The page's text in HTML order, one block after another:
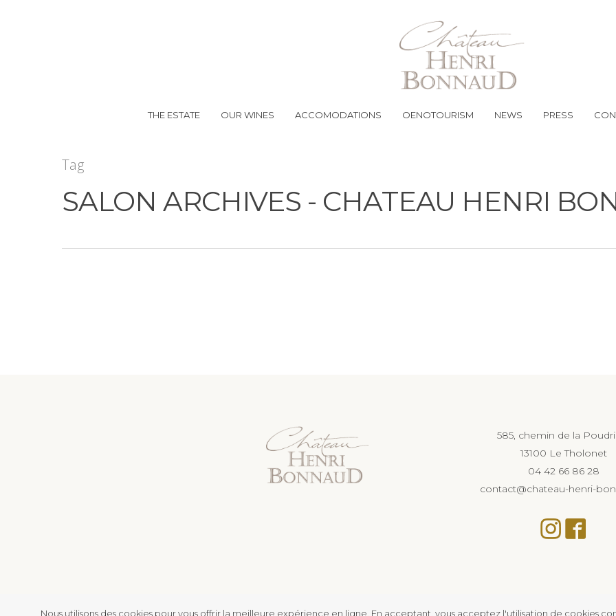
THE ESTATE OUR WINES ACCOMODATIONS OENOTOURISM NEWS PRESS
Tag
SALON ARCHIVES - CHATEAU HENRI
585, chemin de la
13100 Le Tholonet
04 42 66 86 28
contact@chateau-henri-
Nous utilisons des cookies pour vous offrir la meilleure expérience en ligne. En acceptant, vous acceptez l'utilisation de cookies